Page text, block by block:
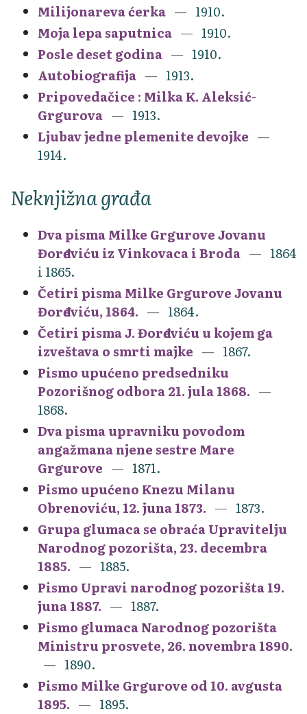
Milijonareva ćerka
1910.
Moja lepa saputnica
1910.
Posle deset godina
1910.
Autobiografija
1913.
Pripovedačice : Milka K. Aleksić-
Grgurova
1913.
Ljubav jedne plemenite devojke
1914.
Neknjižna građa
Dva pisma Milke Grgurove Jovanu
Đorđeviću iz Vinkovaca i Broda
1864
i 1865.
Četiri pisma Milke Grgurove Jovanu
Đorđeviću, 1864.
1864.
Četiri pisma J. Đorđeviću u kojem ga
izveštava o smrti majke
1867.
Pismo upućeno predsedniku
Pozorišnog odbora 21. jula 1868.
1868.
Dva pisma upravniku povodom
angažmana njene sestre Mare
Grgurove
1871.
Pismo upućeno Knezu Milanu
Obrenoviću, 12. juna 1873.
1873.
Grupa glumaca se obraća Upravitelju
Narodnog pozorišta, 23. decembra
1885.
1885.
Pismo Upravi narodnog pozorišta 19.
juna 1887.
1887.
Pismo glumaca Narodnog pozorišta
Ministru prosvete, 26. novembra 1890.
1890.
Pismo Milke Grgurove od 10. avgusta
1895.
1895.